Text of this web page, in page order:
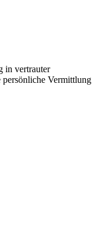
in vertrauter
Vermittlung